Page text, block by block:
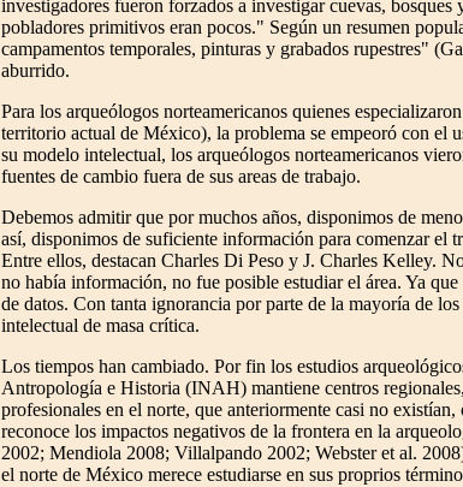
investigadores fueron forzados a investigar cuevas,
pobladores primitivos eran pocos." Según un resumen
campamentos temporales, pinturas y grabados rupestres"
aburrido.
Para los arqueólogos norteamericanos quienes
territorio actual de México), la problema se empeoró con el
su modelo intelectual, los arqueólogos norteamericanos
fuentes de cambio fuera de sus areas de trabajo.
Debemos admitir que por muchos años, disponimos de
así, disponimos de suficiente información para comenzar el
Entre ellos, destacan Charles Di Peso y J. Charles Kelley.
no había información, no fue posible estudiar el área. Ya
de datos. Con tanta ignorancia por parte de la mayoría de
intelectual de masa crítica.
Los tiempos han cambiado. Por fin los estudios
Antropología e Historia (INAH) mantiene centros
profesionales en el norte, que anteriormente casi no
reconoce los impactos negativos de la frontera en la
2002; Mendiola 2008; Villalpando 2002; Webster et al.
el norte de México merece estudiarse en sus proprios